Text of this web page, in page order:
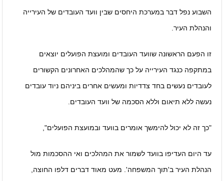
השבוע נפל דבר במערכת היחסים שבין וועד העובדים של העירייה
והנהלת העיר.
זו הפעם הראשונה שוועד העובדים ומועצת הפועלים יוצאים
במתקפה כנגד העירייה על כך שהמהלכים האחרונים הקשורים
לעובדים נעשים בחד צדדיות ומעשים אחרים ביניהם ניוד עובדים
נעשה ללא תיאום וללא הסכמה של וועד העובדים.
"כך זה לא יכול להימשך אומרים בוועד ובמועצת הפועלים",
עד היום העדיפו בוועד לשמור את המהלכים ואי ההסכמות מול
הנהלת העיר ב'תוך המשפחה'. מעט מאוד דברים דלפו החוצה,